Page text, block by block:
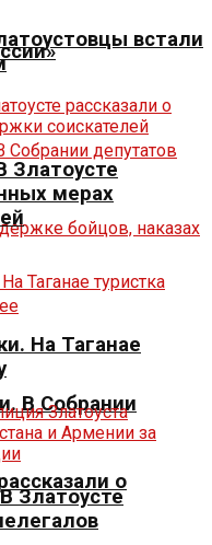
В Собрании
о
встали
Златоусте
мерах
На Таганае
Златоусте